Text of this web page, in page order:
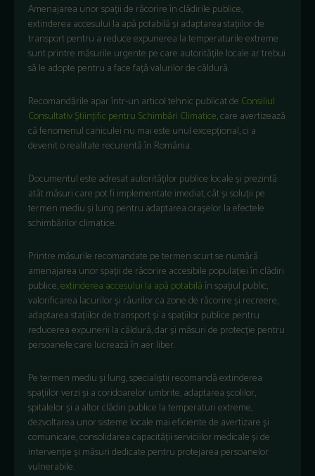
Amenajarea unor spații de răcorire în clădirile publice,
extinderea accesului la apă potabilă și adaptarea stațiilor de
transport pentru a reduce expunerea la temperaturile extreme
sunt printre măsurile urgente pe care autoritățile locale ar trebui
să le adopte pentru a face față valurilor de căldură.
Recomandările apar într-un articol tehnic publicat de Consiliul
Consultativ Științific pentru Schimbări Climatice, care avertizează
că fenomenul caniculei nu mai este unul excepțional, ci a
devenit o realitate recurentă în România.
Documentul este adresat autorităților publice locale și prezintă
atât măsuri care pot fi implementate imediat, cât și soluții pe
termen mediu și lung pentru adaptarea orașelor la efectele
schimbărilor climatice.
Printre măsurile recomandate pe termen scurt se numără
amenajarea unor spații de răcorire accesibile populației în clădiri
publice,extinderea accesului la apă potabilăîn spațiul public,
valorificarea lacurilor și râurilor ca zone de răcorire și recreere,
adaptarea stațiilor de transport și a spațiilor publice pentru
reducerea expunerii la căldură, dar și măsuri de protecție pentru
persoanele care lucrează în aer liber.
Pe termen mediu și lung, specialiștii recomandă extinderea
spațiilor verzi și a coridoarelor umbrite, adaptarea școlilor,
spitalelor și a altor clădiri publice la temperaturi extreme,
dezvoltarea unor sisteme locale mai eficiente de avertizare și
comunicare, consolidarea capacității serviciilor medicale și de
intervenție și măsuri dedicate pentru protejarea persoanelor
vulnerabile.